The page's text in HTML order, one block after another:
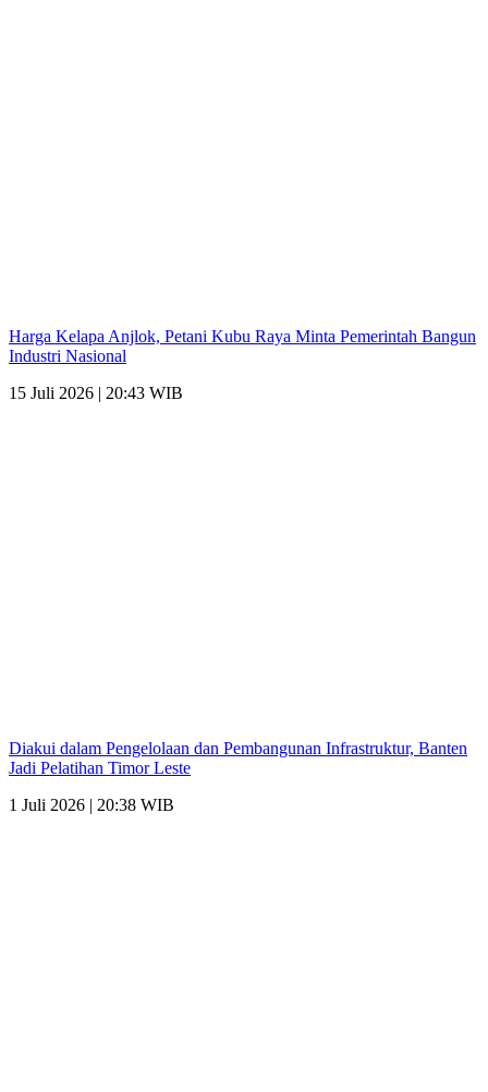
Harga Kelapa Anjlok, Petani Kubu Raya Minta Pemerintah Bangun
Industri Nasional
15 Juli 2026 | 20:43 WIB
Diakui dalam Pengelolaan dan Pembangunan Infrastruktur, Banten
Jadi Pelatihan Timor Leste
1 Juli 2026 | 20:38 WIB